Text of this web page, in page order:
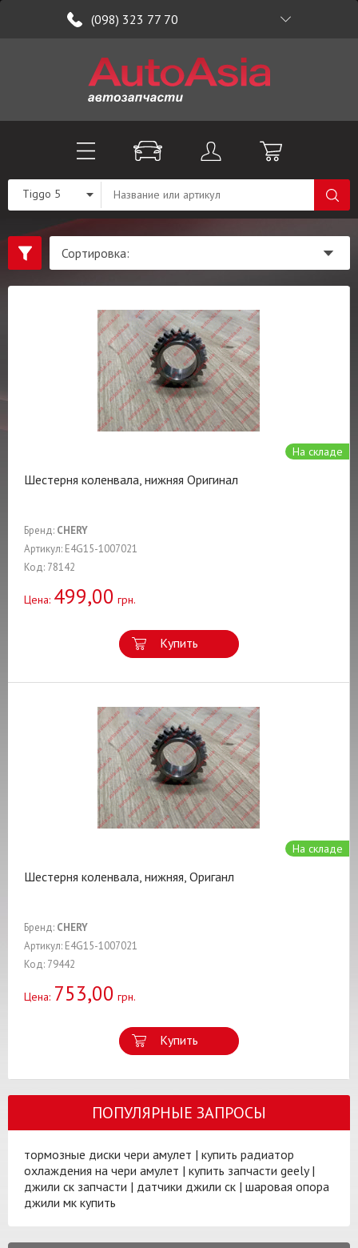
(098) 323 77 70
Tiggo 5
На складе
Шестерня коленвала, нижняя Оригинал
Бренд: CHERY
Артикул: E4G15-1007021
Код: 78142
Цена: 499,00 грн.
Купить
На складе
Шестерня коленвала, нижняя, Ориганл
Бренд: CHERY
Артикул: E4G15-1007021
Код: 79442
Цена: 753,00 грн.
Купить
ПОПУЛЯРНЫЕ ЗАПРОСЫ
тормозные диски чери амулет | купить радиатор
охлаждения на чери амулет | купить запчасти geely|
джили ск запчасти | датчики джили ск | шаровая опора
джили мк купить